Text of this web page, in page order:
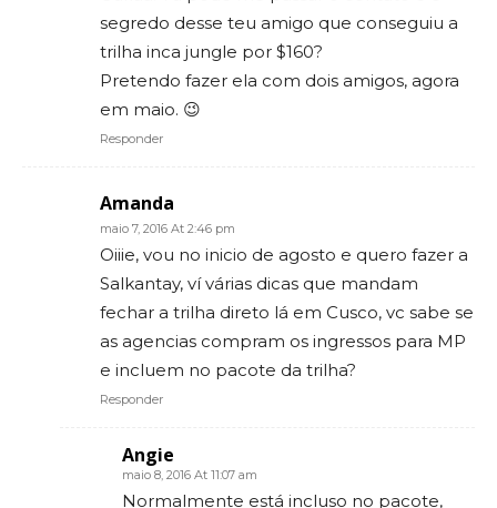
segredo desse teu amigo que conseguiu a
trilha inca jungle por $160?
Pretendo fazer ela com dois amigos, agora
em maio. 😉
Responder
Amanda
maio 7, 2016 At 2:46 pm
Oiiie, vou no inicio de agosto e quero fazer a
Salkantay, ví várias dicas que mandam
fechar a trilha direto lá em Cusco, vc sabe se
as agencias compram os ingressos para MP
e incluem no pacote da trilha?
Responder
Angie
maio 8, 2016 At 11:07 am
Normalmente está incluso no pacote,